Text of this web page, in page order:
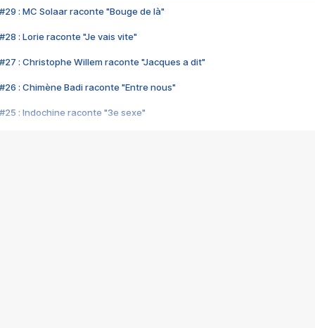
#29 : MC Solaar raconte "Bouge de là"
#28 : Lorie raconte "Je vais vite"
#27 : Christophe Willem raconte "Jacques a dit"
#26 : Chimène Badi raconte "Entre nous"
#25 : Indochine raconte "3e sexe"